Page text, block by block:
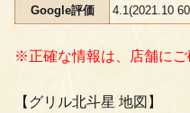
Google評価
4.1(2021.10
※正確な情報は、店舗にご
【グリル北斗星 地図】